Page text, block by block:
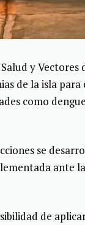
y Vectores
de la isla
como
se
ante
de